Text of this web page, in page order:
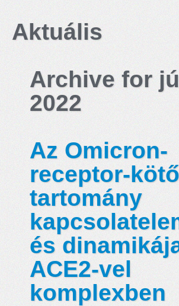
OKTATÁS
AKTUÁLIS
GALÉRIA
Aktuális
Archive for
2022
Az Omicron-
receptor-kötő
tartomány
és
ACE2-vel
komplexben